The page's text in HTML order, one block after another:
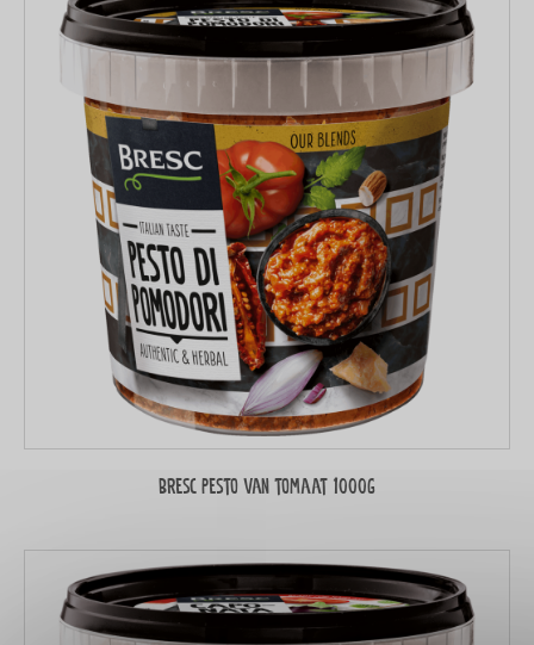
Bresc Pesto van tomaat 1000g